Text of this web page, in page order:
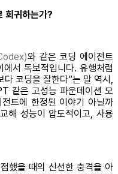
회귀하는가?
와 같은 코딩 에이전트
서 독보적입니다. 유행처럼
다 코딩을 잘한다”는 말 역시,
같은 고성능 파운데이션 모
트에 한정된 이야기 아닐까
해 성능이 압도적이고, 사용
했을 때의 신선한 충격을 아